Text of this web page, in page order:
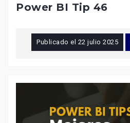
Power BI Tip 46
Publicado el 22 julio 2025